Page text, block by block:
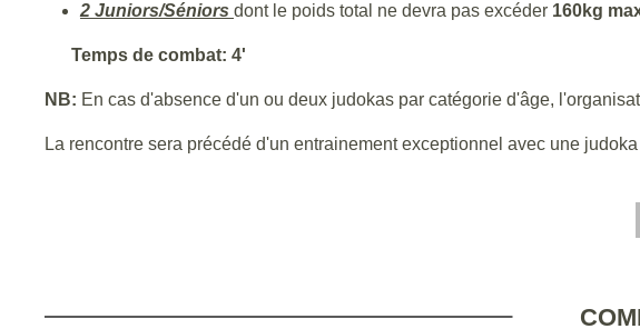
2 Juniors/Séniors dont le poids total ne devra pas excéder 160kg
Temps de combat: 4'
NB: En cas d'absence d'un ou deux judokas par catégorie d'âge,
La rencontre sera précédé d'un entrainement exceptionnel avec une